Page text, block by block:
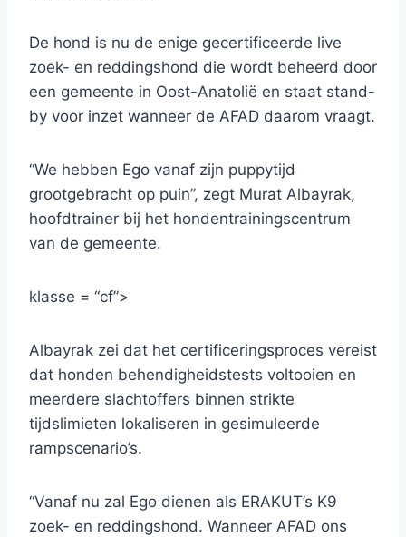
De hond is nu de enige gecertificeerde live
zoek- en reddingshond die wordt beheerd door
een gemeente in Oost-Anatolië en staat stand-
by voor inzet wanneer de AFAD daarom vraagt.
“We hebben Ego vanaf zijn puppytijd
grootgebracht op puin”, zegt Murat Albayrak,
hoofdtrainer bij het hondentrainingscentrum
van de gemeente.
klasse = “cf”>
Albayrak zei dat het certificeringsproces vereist
dat honden behendigheidstests voltooien en
meerdere slachtoffers binnen strikte
tijdslimieten lokaliseren in gesimuleerde
rampscenario’s.
“Vanaf nu zal Ego dienen als ERAKUT’s K9
zoek- en reddingshond. Wanneer AFAD ons